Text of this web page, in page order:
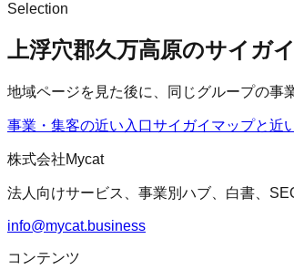
Selection
上浮穴郡久万高原のサイガ
地域ページを見た後に、同じグループの事
事業・集客の近い入口サイガイマップと近
株式会社Mycat
法人向けサービス、事業別ハブ、白書、
info@mycat.business
コンテンツ